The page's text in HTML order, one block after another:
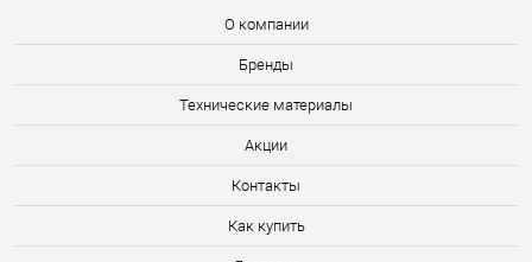
О компании
Бренды
Технические материалы
Акции
Контакты
Как купить